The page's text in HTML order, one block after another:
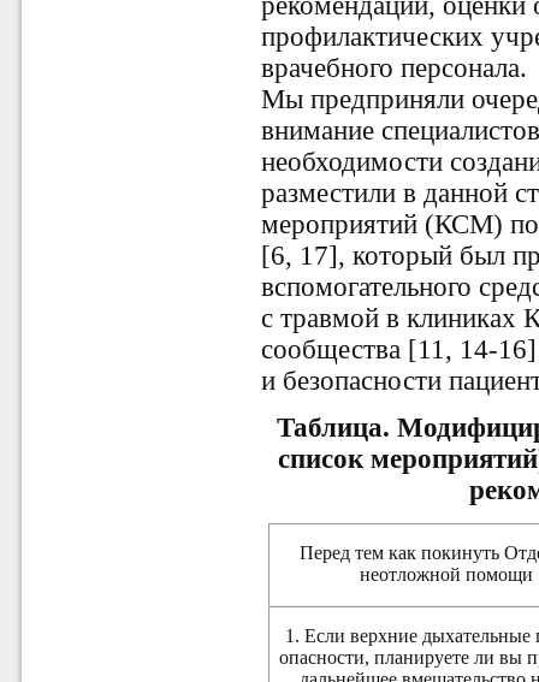
профилактических
врачебного персонала.
Мы предприняли
внимание
необходимости
разместили в данной
мероприятий (КСМ)
[6, 17], который был
вспомогательного
с травмой в клиниках
сообщества [11, 14-16]
и безопасности
Таблица.
список
Перед тем как покинуть
неотложной помощи
1. Если верхние дыхательные
опасности, планируете ли вы